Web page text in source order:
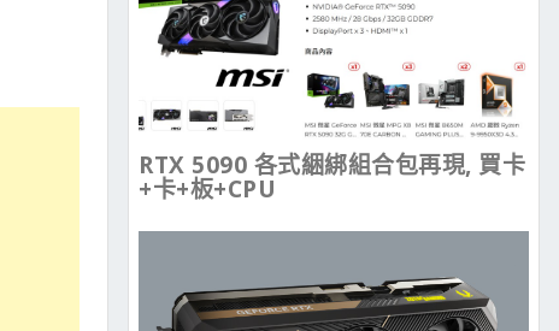
RTX 5090 各式綑綁組合包再現, 買卡
+卡+板+CPU